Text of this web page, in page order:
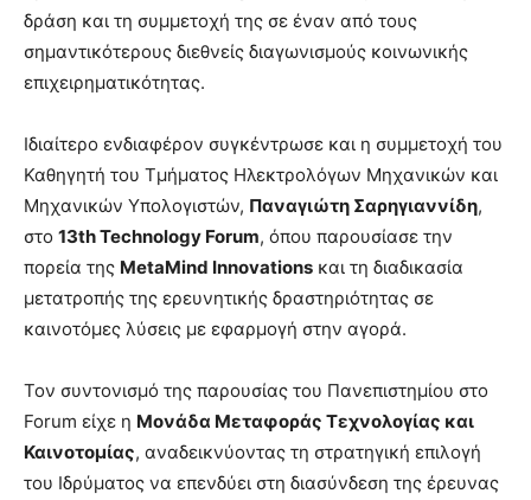
δράση και τη συμμετοχή της σε έναν από τους
σημαντικότερους διεθνείς διαγωνισμούς κοινωνικής
επιχειρηματικότητας.
Ιδιαίτερο ενδιαφέρον συγκέντρωσε και η συμμετοχή του
Καθηγητή του Τμήματος Ηλεκτρολόγων Μηχανικών και
Μηχανικών Υπολογιστών, Παναγιώτη Σαρηγιαννίδη,
στο 13th Technology Forum, όπου παρουσίασε την
πορεία της MetaMind Innovations και τη διαδικασία
μετατροπής της ερευνητικής δραστηριότητας σε
καινοτόμες λύσεις με εφαρμογή στην αγορά.
Τον συντονισμό της παρουσίας του Πανεπιστημίου στο
Forum είχε η Μονάδα Μεταφοράς Τεχνολογίας και
Καινοτομίας, αναδεικνύοντας τη στρατηγική επιλογή
του Ιδρύματος να επενδύει στη διασύνδεση της έρευνας